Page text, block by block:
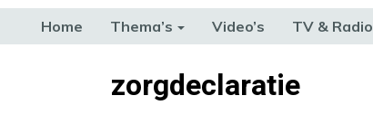
Home Thema’s Video’s TV & Radio
TERUG NAAR TOENzorgdeclaratie